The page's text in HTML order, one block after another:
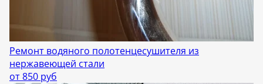
Ремонт водяного полотенцесушителя из
нержавеющей стали
от 850 руб